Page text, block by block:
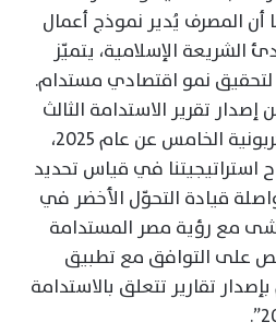
أن المصرف يُدير نموذج أعمال
الإسلامية، يتميّز
لتحقيق نمو اقتصادي مستدام.
إصدار تقرير الاستدامة الثالث
إلى جانب تقرير البصمة الكربونية الخامس عن عام 2025،
في قياس تحديد
قيادة التحوّل الأخضر في
مع رؤية مصر المستدامة
على التوافق مع تطبيق
تقارير تتعلق بالاستدامة